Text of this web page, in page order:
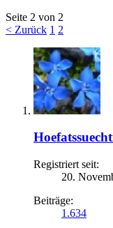
Seite 2 von 2
< Zurück 1 2
Registriert seit:
20.
Beiträge:
1.634